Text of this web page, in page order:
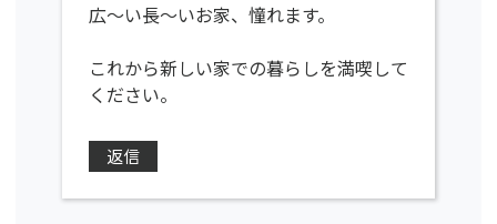
広〜い長～いお家、憧れます。
これから新しい家での暮らしを満喫して
ください。
返信